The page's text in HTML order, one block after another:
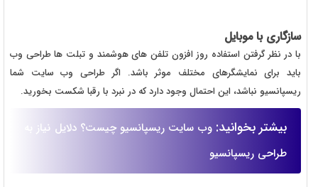
سازگاری با موبایل
با در نظر گرفتن استفاده روز افزون تلفن های هوشمند و تبلت ها طراحی وب
باید برای نمایشگرهای مختلف موثر باشد. اگر طراحی وب سایت شما
ریسپانسیو نباشد، این احتمال وجود دارد که در نبرد با رقبا شکست بخورید.
بیشتر بخوانید:وب سایت ریسپانسیو چیست؟ دلایل نیاز به
طراحی ریسپانسیو